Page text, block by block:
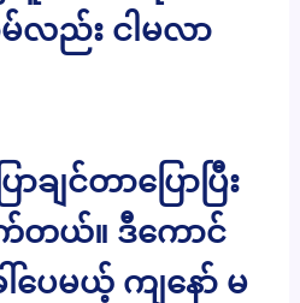
မ်လည်း ငါမလာ
ချင်တာပြောပြီး
တယ်။ ဒီကောင်
ါ်ပေမယ့် ကျနော် မ